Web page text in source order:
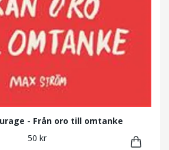
- Från oro till omtanke
50 kr